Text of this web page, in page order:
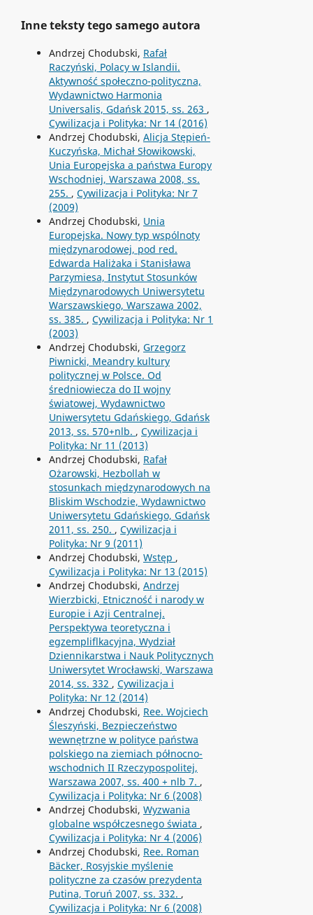
Inne teksty tego samego autora
Andrzej Chodubski, Rafał
Raczyński, Polacy w Islandii.
Aktywność społeczno-polityczna,
Wydawnictwo Harmonia
Universalis, Gdańsk 2015, ss. 263 ,
Cywilizacja i Polityka: Nr 14 (2016)
Andrzej Chodubski, Alicja Stępień-
Kuczyńska, Michał Słowikowski,
Unia Europejska a państwa Europy
Wschodniej, Warszawa 2008, ss.
255. , Cywilizacja i Polityka: Nr 7
(2009)
Andrzej Chodubski, Unia
Europejska. Nowy typ wspólnoty
międzynarodowej, pod red.
Edwarda Haliżaka i Stanisława
Parzymiesa, Instytut Stosunków
Międzynarodowych Uniwersytetu
Warszawskiego, Warszawa 2002,
ss. 385. , Cywilizacja i Polityka: Nr 1
(2003)
Andrzej Chodubski, Grzegorz
Piwnicki, Meandry kultury
politycznej w Polsce. Od
średniowiecza do II wojny
światowej, Wydawnictwo
Uniwersytetu Gdańskiego, Gdańsk
2013, ss. 570+nlb. , Cywilizacja i
Polityka: Nr 11 (2013)
Andrzej Chodubski, Rafał
Ożarowski, Hezbollah w
stosunkach międzynarodowych na
Bliskim Wschodzie, Wydawnictwo
Uniwersytetu Gdańskiego, Gdańsk
2011, ss. 250. , Cywilizacja i
Polityka: Nr 9 (2011)
Andrzej Chodubski, Wstęp ,
Cywilizacja i Polityka: Nr 13 (2015)
Andrzej Chodubski, Andrzej
Wierzbicki, Etniczność i narody w
Europie i Azji Centralnej.
Perspektywa teoretyczna i
egzempliflkacyjna, Wydział
Dziennikarstwa i Nauk Politycznych
Uniwersytet Wrocławski, Warszawa
2014, ss. 332 , Cywilizacja i
Polityka: Nr 12 (2014)
Andrzej Chodubski, Ree. Wojciech
Śleszyński, Bezpieczeństwo
wewnętrzne w polityce państwa
polskiego na ziemiach północno-
wschodnich II Rzeczypospolitej,
Warszawa 2007, ss. 400 + nlb 7. ,
Cywilizacja i Polityka: Nr 6 (2008)
Andrzej Chodubski, Wyzwania
globalne współczesnego świata ,
Cywilizacja i Polityka: Nr 4 (2006)
Andrzej Chodubski, Ree. Roman
Bäcker, Rosyjskie myślenie
polityczne za czasów prezydenta
Putina, Toruń 2007, ss. 332. ,
Cywilizacja i Polityka: Nr 6 (2008)